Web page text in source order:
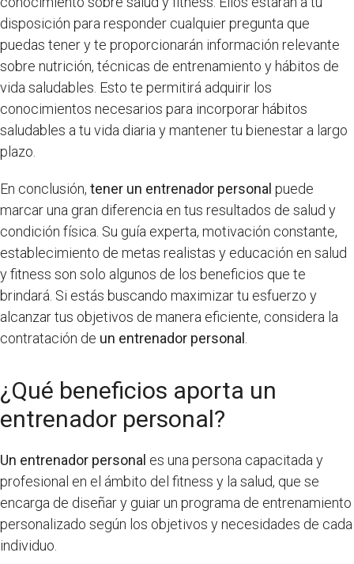
disposición para responder cualquier pregunta que
puedas tener y te proporcionarán información relevante
sobre nutrición, técnicas de entrenamiento y hábitos de
vida saludables. Esto te permitirá adquirir los
conocimientos necesarios para incorporar hábitos
saludables a tu vida diaria y mantener tu bienestar a largo
plazo.
En conclusión, tener un entrenador personal puede
marcar una gran diferencia en tus resultados de salud y
condición física. Su guía experta, motivación constante,
establecimiento de metas realistas y educación en salud
y fitness son solo algunos de los beneficios que te
brindará. Si estás buscando maximizar tu esfuerzo y
alcanzar tus objetivos de manera eficiente, considera la
contratación de un entrenador personal
¿Qué beneficios aporta un
entrenador personal?
Un entrenador personal es una persona capacitada y
profesional en el ámbito del fitness y la salud, que se
encarga de diseñar y guiar un programa de entrenamiento
personalizado según los objetivos y necesidades de cada
individuo.